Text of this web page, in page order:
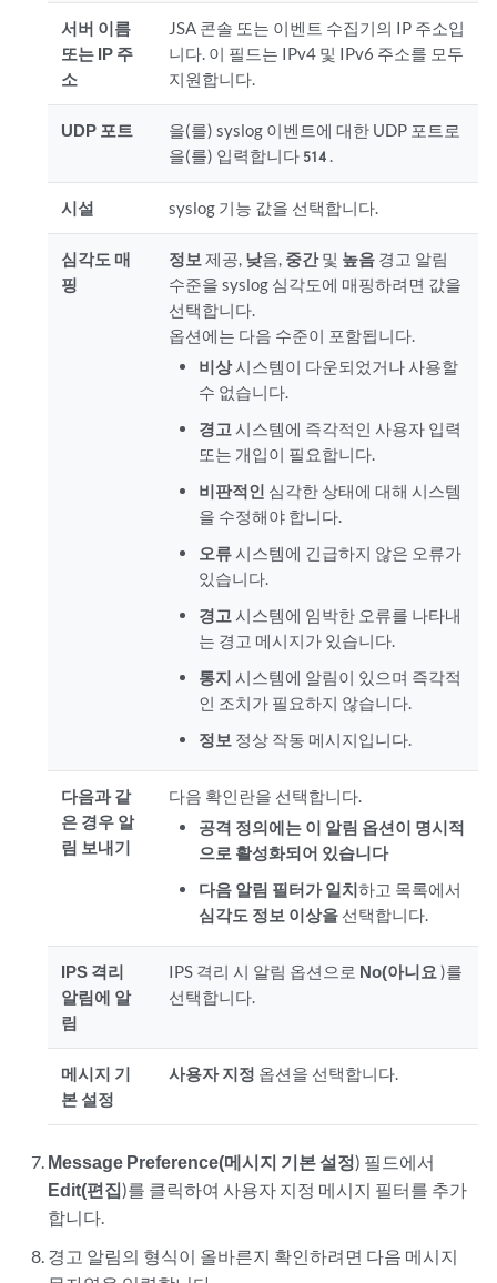
서버 이름
또는 IP 주
소
JSA 콘솔 또는 이벤트 수집기의 IP 주소입
니다. 이 필드는 IPv4 및 IPv6 주소를 모두
지원합니다.
UDP 포트
을(를) syslog 이벤트에 대한 UDP 포트로
을(를) 입력합니다 514.
시설 syslog 기능 값을 선택합니다.
심각도 매
핑
정보 제공, 낮음, 중간및 높음경고 알림
수준을 syslog 심각도에 매핑하려면 값을
선택합니다.
옵션에는 다음 수준이 포함됩니다.
비상시스템이 다운되었거나 사용할
수 없습니다.
경고 시스템에 즉각적인 사용자 입력
또는 개입이 필요합니다.
비판적인 심각한 상태에 대해 시스템
을 수정해야 합니다.
오류시스템에 긴급하지 않은 오류가
있습니다.
경고 시스템에 임박한 오류를 나타내
는 경고 메시지가 있습니다.
통지 시스템에 알림이 있으며 즉각적
인 조치가 필요하지 않습니다.
정보 정상 작동 메시지입니다.
다음과 같
은 경우 알
림 보내기
다음 확인란을 선택합니다.
공격 정의에는 이 알림 옵션이 명시적
으로 활성화되어 있습니다
다음 알림 필터가 일치하고 목록에서
심각도 정보 이상을 선택합니다.
IPS 격리
알림에 알
림
IPS 격리 시 알림 옵션으로 No(아니요 )를
선택합니다.
메시지 기
본 설정
사용자 지정 옵션을 선택합니다.
Message Preference(메시지 기본 설정) 필드에서
Edit(편집)를 클릭하여 사용자 지정 메시지 필터를 추가
합니다.
경고 알림의 형식이 올바른지 확인하려면 다음 메시지